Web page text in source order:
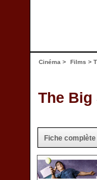
Cinéma > Films >
The Big
Fiche complète